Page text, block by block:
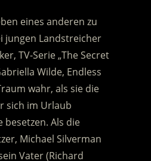
eines anderen zu
jungen Landstreicher
TV-Serie „The Secret
Wilde, Endless
wahr, als sie die
sich im Urlaub
besetzen. Als die
Michael Silverman
Vater (Richard